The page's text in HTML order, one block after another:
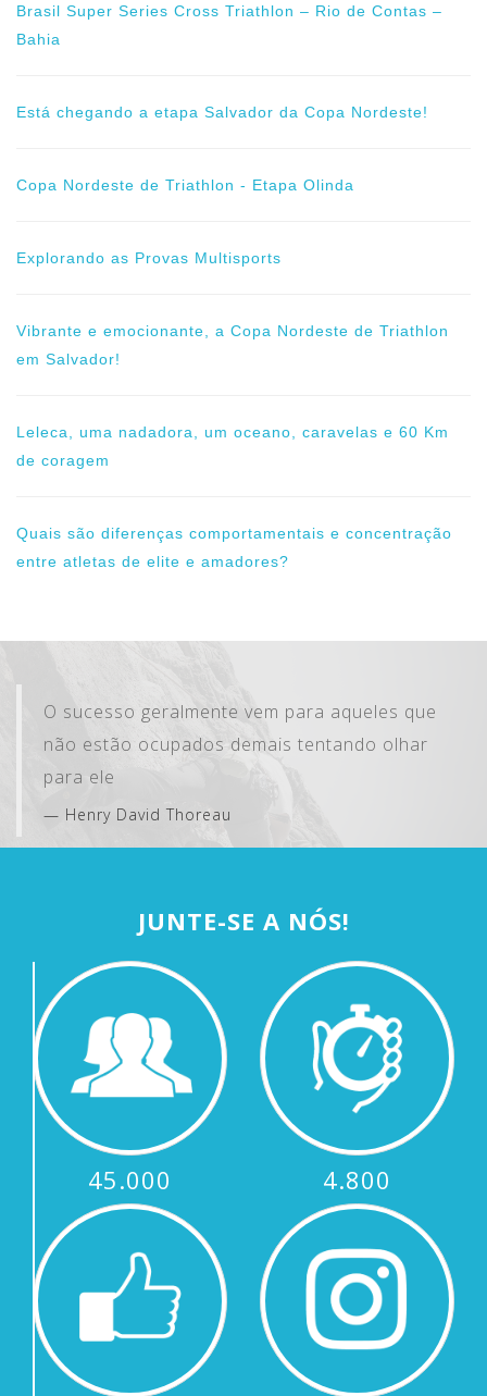
Brasil Super Series Cross Triathlon – Rio de Contas –
Bahia
Está chegando a etapa Salvador da Copa Nordeste!
Copa Nordeste de Triathlon - Etapa Olinda
Explorando as Provas Multisports
Vibrante e emocionante, a Copa Nordeste de Triathlon
em Salvador!
Leleca, uma nadadora, um oceano, caravelas e 60 Km
de coragem
Quais são diferenças comportamentais e concentração
entre atletas de elite e amadores?
O sucesso geralmente vem para aqueles que
não estão ocupados demais tentando olhar
para ele
Henry David Thoreau
JUNTE-SE A NÓS!
45.000 4.800